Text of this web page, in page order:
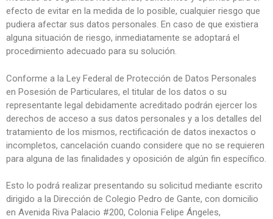
efecto de evitar en la medida de lo posible, cualquier riesgo que
pudiera afectar sus datos personales. En caso de que existiera
alguna situación de riesgo, inmediatamente se adoptará el
procedimiento adecuado para su solución.
Conforme a la Ley Federal de Protección de Datos Personales
en Posesión de Particulares, el titular de los datos o su
representante legal debidamente acreditado podrán ejercer los
derechos de acceso a sus datos personales y a los detalles del
tratamiento de los mismos, rectificación de datos inexactos o
incompletos, cancelación cuando considere que no se requieren
para alguna de las finalidades y oposición de algún fin específico.
Esto lo podrá realizar presentando su solicitud mediante escrito
dirigido a la Dirección de Colegio Pedro de Gante, con domicilio
en Avenida Riva Palacio #200, Colonia Felipe Ángeles,